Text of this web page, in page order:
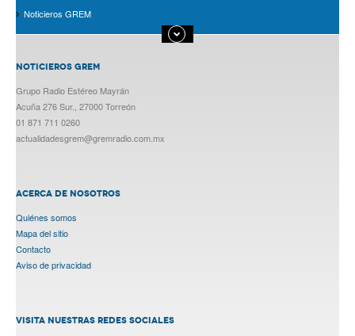
Noticieros GREM
NOTICIEROS GREM
Grupo Radio Estéreo Mayrán
Acuña 276 Sur., 27000 Torreón
01 871 711 0260
actualidadesgrem@gremradio.com.mx
ACERCA DE NOSOTROS
Quiénes somos
Mapa del sitio
Contacto
Aviso de privacidad
VISITA NUESTRAS REDES SOCIALES